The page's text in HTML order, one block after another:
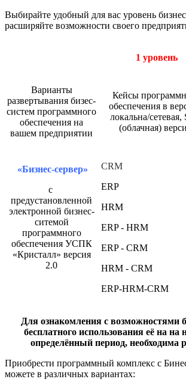
Выбирайте удобный для вас уровень
расширяйте возможности своего
1 уровень
Варианты
развертывания бизес-
систем программного
обеспечения на
вашем предприятии
Кейсы
обеспечения в
локальна/сетевая,
(облачная)
«Бизнес-сервер»
с
предустановленной
электронной бизнес-
ситемой
программного
обеспечения УСПК
«Кристалл» версия
2.0
CRM
ERP
HRM
ERP - HRM
ERP - CRM
HRM - CRM
ERP-HRM-CRM
Для ознакомления с возможностями
бесплатного использования её на на
определённый период, необходима
Приобрести программный комплекс с
можете в различных вариантах: